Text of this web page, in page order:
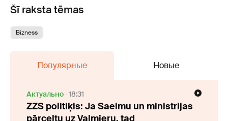
Šī raksta tēmas
Bizness
Популярные Новые
Актуально 18:31
ZZS politiķis: Ja Saeimu un ministrijas
pārceltu uz Valmieru, tad